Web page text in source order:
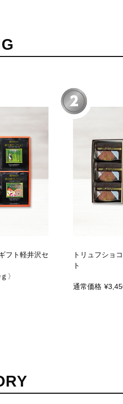
フト軽井沢セ
〉
トリュフショ
ト
通常価格